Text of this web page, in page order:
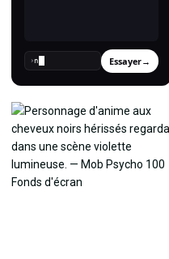
› Essayer→